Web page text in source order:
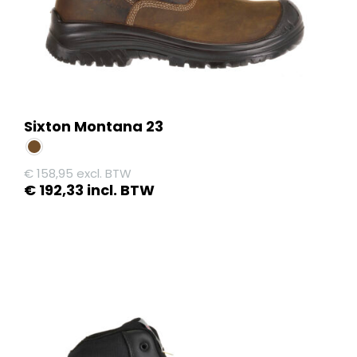
productpagina
Sixton Montana 23
€158,95 excl. BTW
€ 192,33 incl. BTW